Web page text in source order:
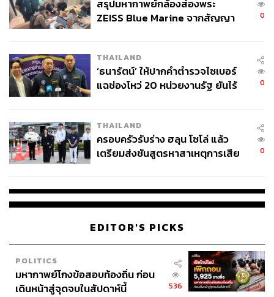
สรุปมหากาพย์กล้องส่องพระ
ZEISS Blue Marine จากสัญญา
จ่ายหนี้-แอบระบุแบรนด์
0
THAILAND
‘ธนารัตน์’ ให้ปากคำตำรวจไซเบอร์
แฉช่องโหว่ 20 หน่วยงานรัฐ ยันไร้
0
THAILAND
ครอบครัวรับร่าง ฮลุน โซโล่ แล้ว
เตรียมส่งชันสูตรหาสาเหตุการเสีย
0
EDITOR'S PICKS
POLITICS
มหากาพย์โกงข้อสอบท้องถิ่น ก่อน
เดินหน้าสู่จุดจบในสัปดาห์นี้
536